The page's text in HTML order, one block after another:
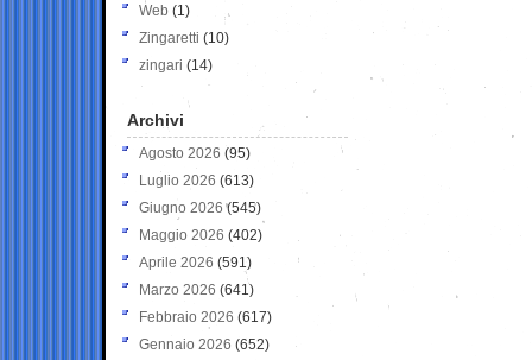
Web (1)
Zingaretti (10)
zingari (14)
Archivi
Agosto 2026 (95)
Luglio 2026 (613)
Giugno 2026 (545)
Maggio 2026 (402)
Aprile 2026 (591)
Marzo 2026 (641)
Febbraio 2026 (617)
Gennaio 2026 (652)